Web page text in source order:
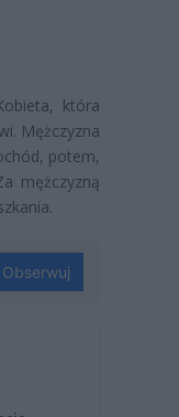
która
Mężczyzna
potem,
mężczyzną
Obserwuj